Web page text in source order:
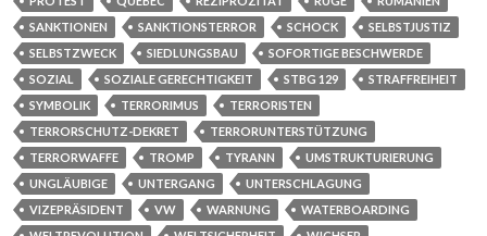
SANKTIONEN
SANKTIONSTERROR SCHOCK
SELBSTJUSTIZ
SELBSTZWECK
SIEDLUNGSBAU
SOFORTIGE BESCHWERDE
SOZIAL
SOZIALE GERECHTIGKEIT STBG 129
STRAFFREIHEIT
SYMBOLIK
TERRORIMUS
TERRORISTEN
TERRORSCHUTZ-DEKRET
TERRORUNTERSTÜTZUNG
TERRORWAFFE
TROMP TYRANN
UMSTRUKTURIERUNG
UNGLÄUBIGE
UNTERGANG
UNTERSCHLAGUNG
VIZEPRÄSIDENT
VW WARNUNG
WATERBOARDING